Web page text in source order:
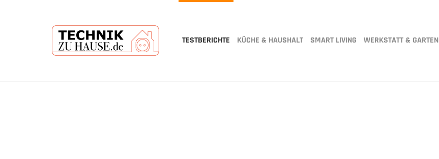
TESTBERICHTE KÜCHE & HAUSHALT SMART LIVING WERKSTATT & GARTEN